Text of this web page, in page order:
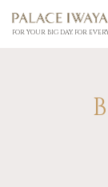
FOR YOUR BIG DAY. FOR